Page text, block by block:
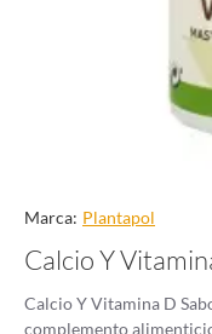
Marca: Plantapol
Calcio Y
Calcio Y Vitamina D Sabor
complemento